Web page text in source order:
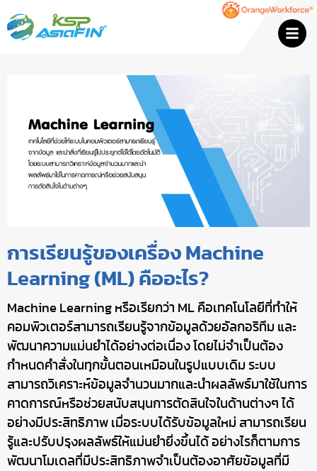
การเรียนรู้ของเครื่อง Machine
Learning (ML) คืออะไร?
Machine Learning หรือเรียกว่า ML คือเทคโนโลยีที่ทำให้
คอมพิวเตอร์สามารถเรียนรู้จากข้อมูลด้วยอัลกอริทึม และ
พัฒนาความแม่นยำได้อย่างต่อเนื่อง โดยไม่จำเป็นต้อง
กำหนดคำสั่งในทุกขั้นตอนเหมือนในรูปแบบเดิม ระบบ
สามารถวิเคราะห์ข้อมูลจำนวนมากและนำผลลัพธ์มาใช้ในการ
คาดการณ์หรือช่วยสนับสนุนการตัดสินใจในด้านต่างๆ ได้
อย่างมีประสิทธิภาพ เมื่อระบบได้รับข้อมูลใหม่ สามารถเรียน
รู้และปรับปรุงผลลัพธ์ให้แม่นยำยิ่งขึ้นได้ อย่างไรก็ตามการ
พัฒนาโมเดลที่มีประสิทธิภาพจำเป็นต้องอาศัยข้อมูลที่มี